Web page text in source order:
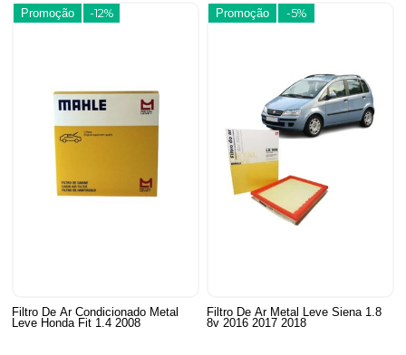
Promoção -12%
Filtro De Ar Condicionado Metal
Leve Honda Fit 1.4 2008
Promoção -5%
Filtro De Ar Metal Leve Siena 1.8
8v 2016 2017 2018